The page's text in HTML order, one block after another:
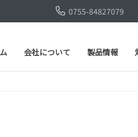
0755-84827079
会社について 製品情報